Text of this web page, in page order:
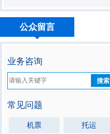
公众留言
业务咨询
搜索
常见问题
机票 托运